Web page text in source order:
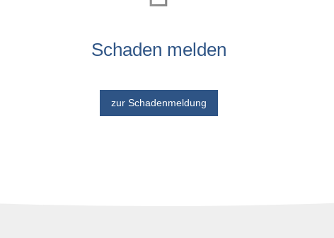
Schaden melden
zur Schadenmeldung